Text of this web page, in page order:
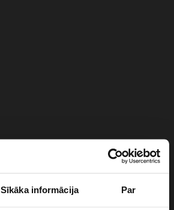
Sīkāka informācija Par